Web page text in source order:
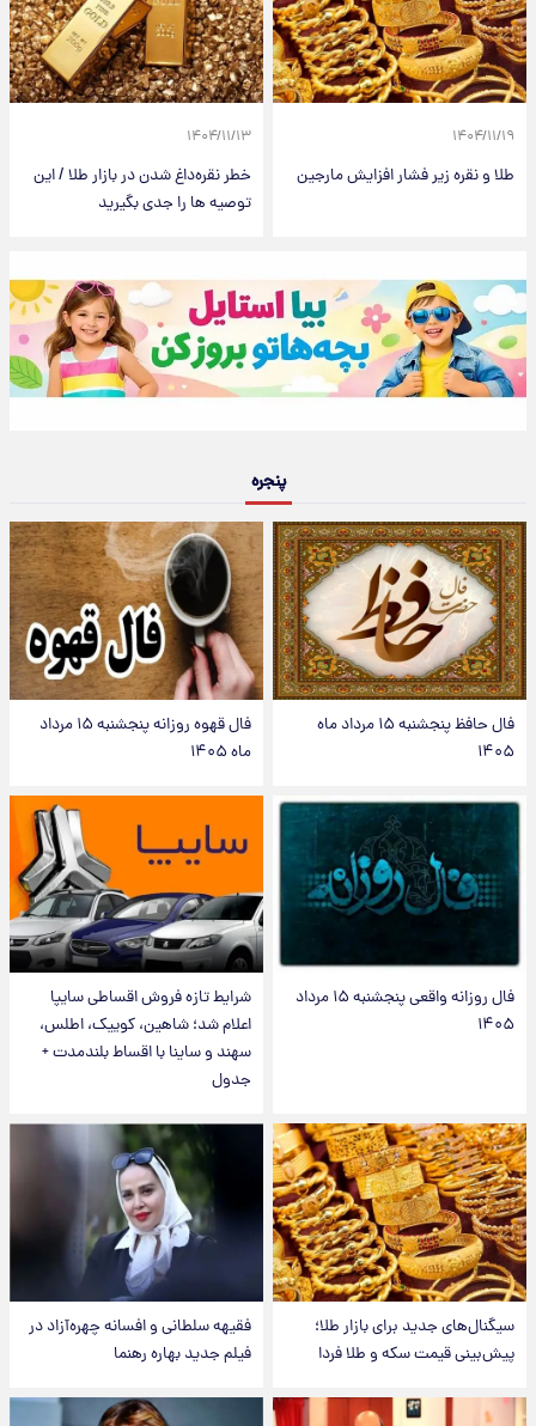
۱۴۰۴/۱۱/۱۹
طلا و نقره زیر فشار افزایش مارجین
۱۴۰۴/۱۱/۱۳
خطر نقره‌داغ شدن در بازار طلا / این
توصیه ها را جدی بگیرید
پنجره
فال حافظ پنجشنبه ۱۵ مرداد ماه
۱۴۰۵
فال قهوه روزانه پنجشنبه ۱۵ مرداد
ماه ۱۴۰۵
فال روزانه واقعی پنجشنبه ۱۵ مرداد
۱۴۰۵
شرایط تازه فروش اقساطی سایپا
اعلام شد؛ شاهین، کوییک، اطلس،
سهند و ساینا با اقساط بلندمدت +
جدول
سیگنال‌های جدید برای بازار طلا؛
پیش‌بینی قیمت سکه و طلا فردا
فقیهه سلطانی و افسانه چهره‌آزاد در
فیلم جدید بهاره رهنما